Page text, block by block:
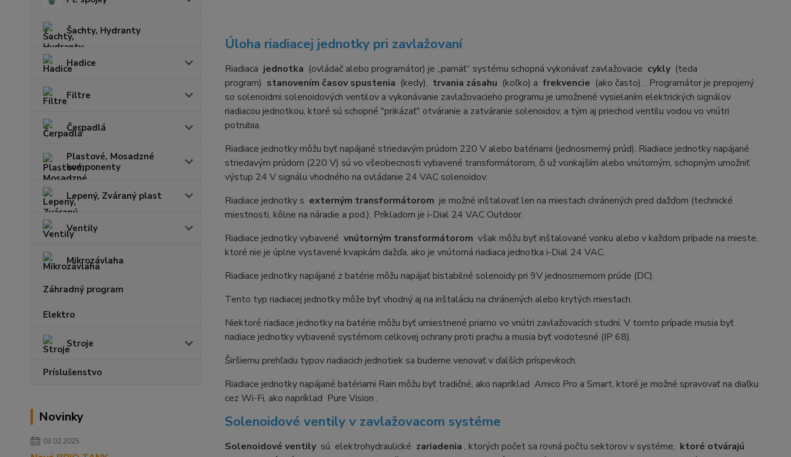
Šachty, Hydranty
Hadice
Filtre
Čerpadlá
Plastové, Mosadzné
komponenty
Lepený, Zváraný plast
Ventily
Mikrozávlaha
Záhradný program
Elektro
Stroje
Príslušenstvo
Novinky
03.02.2025
Úloha riadiacej jednotky pri zavlažovaní
Riadiaca jednotka (ovládač alebo programátor) je „pamäť“ systému schopná vykonávať zavlažovacie cykly(teda
program) stanovením časov spustenia (kedy), trvania zásahu (koľko) a frekvencie (ako často). . Programátor je prepojený
so solenoidmi solenoidových ventilov a vykonávanie zavlažovacieho programu je umožnené vysielaním elektrických signálov
riadiacou jednotkou, ktoré sú schopné "prikázať" otváranie a zatváranie solenoidov, a tým aj priechod ventilu vodou vo vnútri
potrubia.
Riadiace jednotky môžu byť napájané striedavým prúdom 220 V alebo batériami (jednosmerný prúd). Riadiace jednotky napájané
striedavým prúdom (220 V) sú vo všeobecnosti vybavené transformátorom, či už vonkajším alebo vnútorným, schopným umožniť
výstup 24 V signálu vhodného na ovládanie 24 VAC solenoidov.
Riadiace jednotky s externým transformátorom je možné inštalovať len na miestach chránených pred dažďom (technické
miestnosti, kôlne na náradie a pod.). Príkladom je i-Dial 24 VAC Outdoor.
Riadiace jednotky vybavené vnútorným transformátorom však môžu byť inštalované vonku alebo v každom prípade na mieste,
ktoré nie je úplne vystavené kvapkám dažďa, ako je vnútorná riadiaca jednotka i-Dial 24 VAC.
Riadiace jednotky napájané z batérie môžu napájať bistabilné solenoidy pri 9V jednosmernom prúde (DC).
Tento typ riadiacej jednotky môže byť vhodný aj na inštaláciu na chránených alebo krytých miestach.
Niektoré riadiace jednotky na batérie môžu byť umiestnené priamo vo vnútri zavlažovacích studní. V tomto prípade musia byť
riadiace jednotky vybavené systémom celkovej ochrany proti prachu a musia byť vodotesné (IP 68).
Širšiemu prehľadu typov riadiacich jednotiek sa budeme venovať v ďalších príspevkoch.
Riadiace jednotky napájané batériami Rain môžu byť tradičné, ako napríklad Amico Pro a Smart, ktoré je možné spravovať na diaľku
cez Wi-Fi, ako napríklad Pure Vision .
Solenoidové ventily v zavlažovacom systéme
Solenoidové ventily sú elektrohydraulické zariadenia , ktorých počet sa rovná počtu sektorov v systéme, ktoré otvárajú